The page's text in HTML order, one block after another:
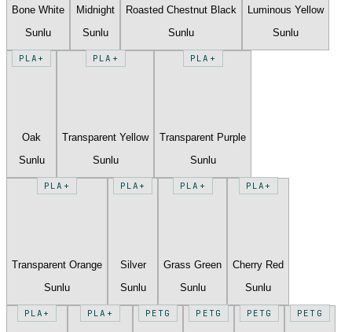
Bone White
Sunlu
Midnight
Sunlu
Roasted Chestnut Black
Sunlu
Luminous Yellow
Sunlu
PLA+
Oak
Sunlu
PLA+
Transparent Yellow
Sunlu
PLA+
Transparent Purple
Sunlu
PLA+
Transparent Orange
Sunlu
PLA+
Silver
Sunlu
PLA+
Grass Green
Sunlu
PLA+
Cherry Red
Sunlu
PLA+ PLA+ PETG PETG PETG PETG